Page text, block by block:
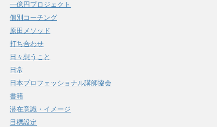
一億円プロジェクト
個別コーチング
原田メソッド
打ち合わせ
日々想うこと
日常
日本プロフェッショナル講師協会
書籍
潜在意識・イメージ
目標設定